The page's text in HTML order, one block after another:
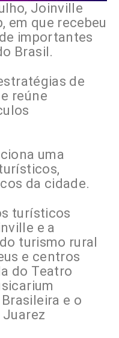
Joinville
em que recebeu
importantes
Brasil.
de
reúne
uma
da cidade.
turísticos
e a
turismo rural
e centros
do Teatro
e o